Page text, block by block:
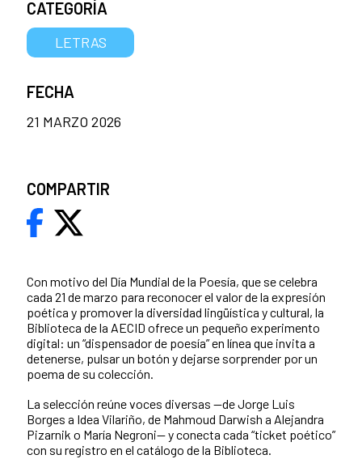
Con motivo del Día Mundial de la Poesía, que se celebra
cada 21 de marzo para reconocer el valor de la expresión
poética y promover la diversidad lingüística y cultural, la
Biblioteca de la AECID ofrece un pequeño experimento
digital: un “dispensador de poesía” en línea que invita a
detenerse, pulsar un botón y dejarse sorprender por un
poema de su colección.
La selección reúne voces diversas —de Jorge Luis
Borges a Idea Vilariño, de Mahmoud Darwish a Alejandra
Pizarnik o María Negroni— y conecta cada “ticket poético”
con su registro en el catálogo de la Biblioteca.
CATEGORÍA
LETRAS
FECHA
21 MARZO 2026
COMPARTIR